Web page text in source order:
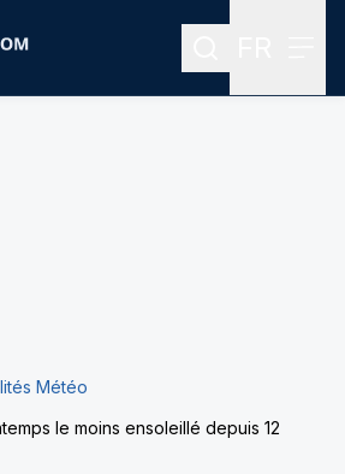
Rechercher
Météo
le moins ensoleillé depuis 12